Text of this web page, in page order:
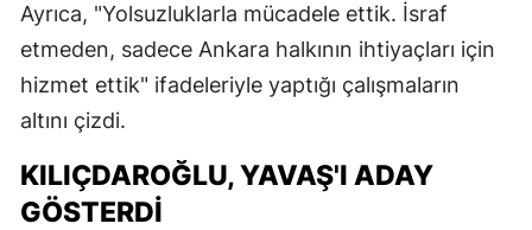
Ayrıca, "Yolsuzluklarla mücadele ettik. İsraf
etmeden, sadece Ankara halkının ihtiyaçları için
hizmet ettik" ifadeleriyle yaptığı çalışmaların
altını çizdi.
KILIÇDAROĞLU, YAVAŞ'I ADAY
GÖSTERDI